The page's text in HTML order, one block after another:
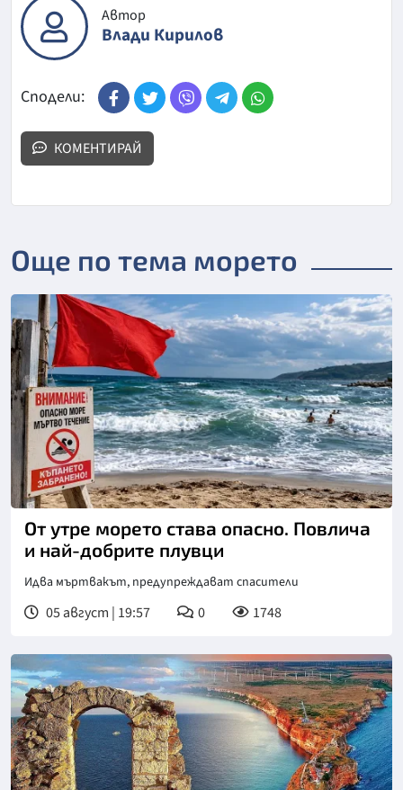
Автор
Влади Кирилов
Сподели:
КОМЕНТИРАЙ
Още по тема морето
От утре морето става опасно. Повлича
и най-добрите плувци
Идва мъртвакът, предупреждават спасители
05 август | 19:57 0 1748